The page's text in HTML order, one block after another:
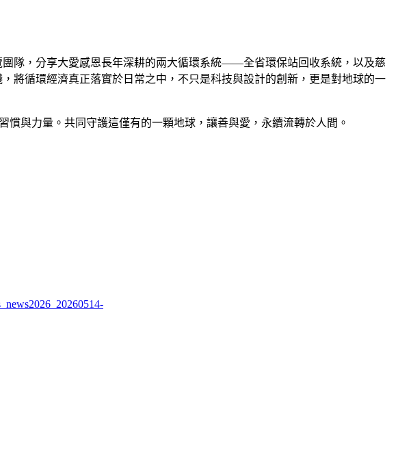
隊，分享大愛感恩長年深耕的兩大循環系統——全省環保站回收系統，以及慈
將循環經濟真正落實於日常之中，不只是科技與設計的創新，更是對地球的一
與力量。共同守護這僅有的一顆地球，讓善與愛，永續流轉於人間。